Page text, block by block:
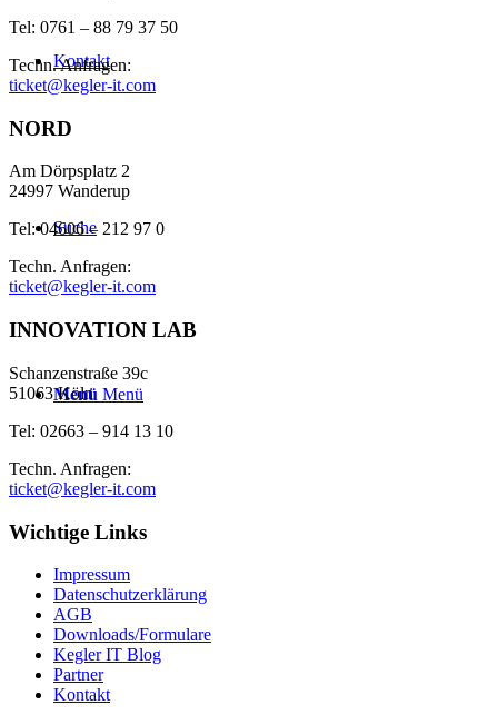
Kontakt
Suche
Menü Menü
Tel: 0761 – 88 79 37 50
Techn. Anfragen:
ticket@kegler-it.com
NORD
Am Dörpsplatz 2
24997 Wanderup
Tel: 04606 – 212 97 0
Techn. Anfragen:
ticket@kegler-it.com
INNOVATION LAB
Schanzenstraße 39c
51063 Köln
Tel: 02663 – 914 13 10
Techn. Anfragen:
ticket@kegler-it.com
Wichtige Links
Impressum
Datenschutzerklärung
AGB
Downloads/Formulare
Kegler IT Blog
Partner
Kontakt